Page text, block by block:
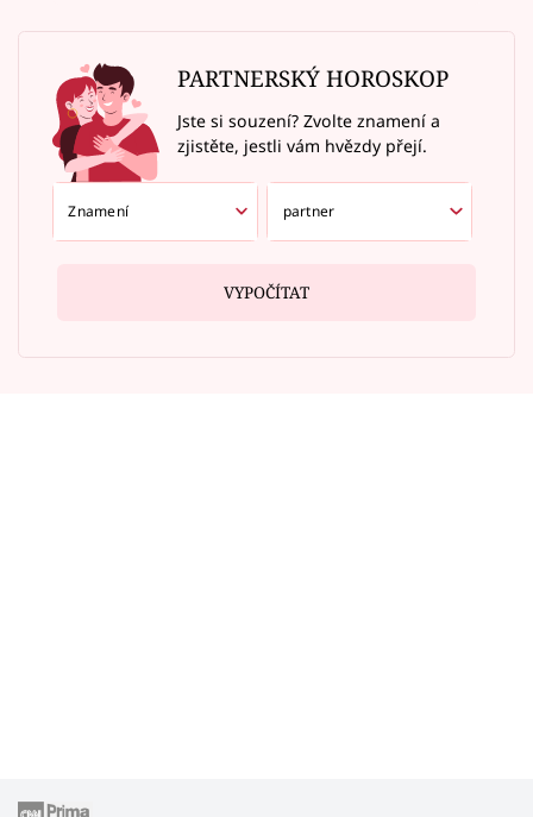
PARTNERSKÝ HOROSKOP
Jste si souzení? Zvolte znamení a
zjistěte, jestli vám hvězdy přejí.
VYPOČÍTAT